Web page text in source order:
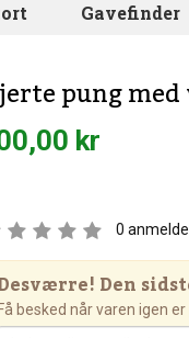
Gavefinder
pung
kr
0
Den
Få besked når varen igen er